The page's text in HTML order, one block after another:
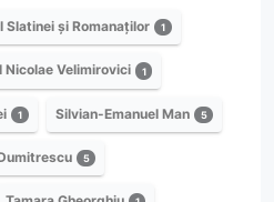
Slatinei și Romanaților 1
Nicolae Velimirovici 1
1 Silvian-Emanuel Man 5
5